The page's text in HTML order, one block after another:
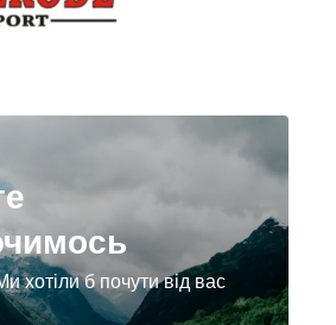
хотіли б почути від вас